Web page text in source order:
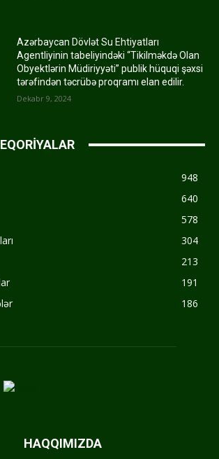
Azərbaycan Dövlət Su Ehtiyatları
Agentliyinin tabeliyindəki “Tikilməkdə Olan
Obyektlərin Müdiriyyəti” publik hüquqi şəxsi
tərəfindən təcrübə proqramı elan edilir.
Dekabr 9, 2024
948
640
578
304
213
191
186
HAQQIMIZDA